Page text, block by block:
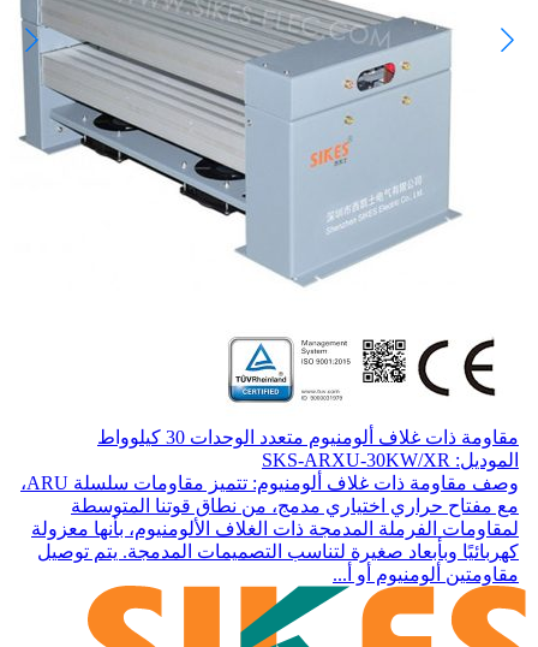
مقاومة ذات غلاف ألومنيوم متعدد الوحدات 30 كيلوواط
الموديل: SKS-ARXU-30KW/XR
وصف مقاومة ذات غلاف ألومنيوم: تتميز مقاومات سلسلة ARU،
مع مفتاح حراري اختياري مدمج، من نطاق قوتنا المتوسطة
لمقاومات الفرملة المدمجة ذات الغلاف الألومنيوم، بأنها معزولة
كهربائيًا وبأبعاد صغيرة لتناسب التصميمات المدمجة. يتم توصيل
مقاومتين ألومنيوم أو أ...